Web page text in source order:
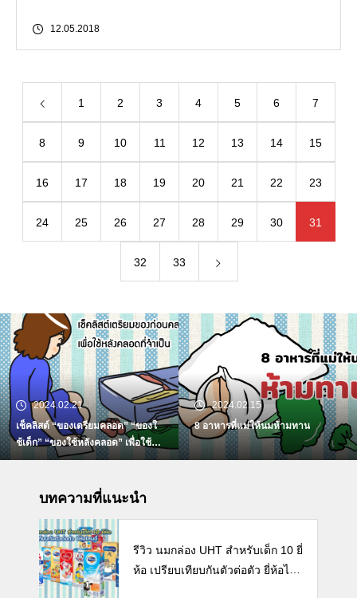
12.05.2018
1 2 3 4 5 6 7
8 9 10 11 12 13 14 15
16 17 18 19 20 21 22 23
24 25 26 27 28 29 30 31
32 33
2024.02.21
เช็คลิสต์ “ของเตรียมคลอด” “ของใ
ช้เด็ก” “ของใช้หลังคลอด” เพื่อใช้ห
ลังคลอดที่จำเป็น
2024.02.15
8 อาหารที่แม่ให้นมห้ามทาน
บทความที่แนะนำ
รีวิว นมกล่อง UHT สำหรับเด็ก 10 ยี่
ห้อ เปรียบเทียบกันตัวต่อตัว ยี่ห้อไห